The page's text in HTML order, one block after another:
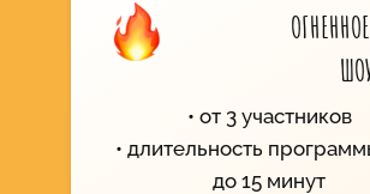
от 3 участников
длительность
до 15 минут